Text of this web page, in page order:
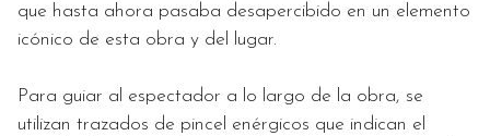
que hasta ahora pasaba desapercibido en un elemento
icónico de esta obra y del lugar.
Para guiar al espectador a lo largo de la obra, se
utilizan trazados de pincel enérgicos que indican el